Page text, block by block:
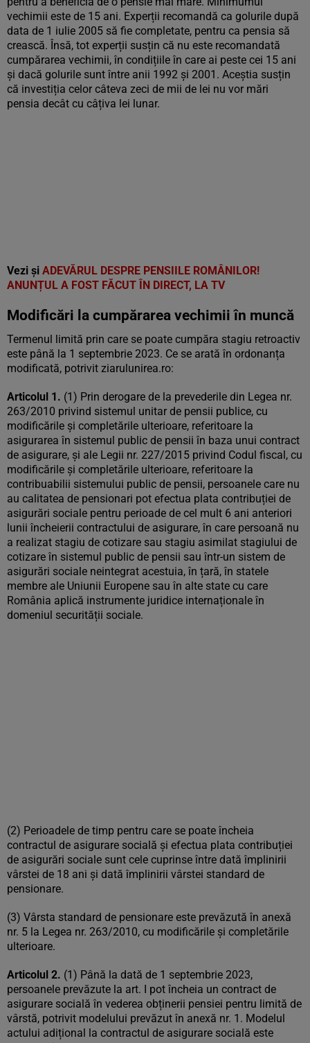
vechimii este de 15 ani. Experții recomandă ca golurile după
data de 1 iulie 2005 să fie completate, pentru ca pensia să
crească. Însă, tot experții susțin că nu este recomandată
cumpărarea vechimii, în condițiile în care ai peste cei 15 ani
și dacă golurile sunt între anii 1992 și 2001. Aceștia susțin
că investiția celor câteva zeci de mii de lei nu vor mări
pensia decât cu câțiva lei lunar.
Vezi și ADEVĂRUL DESPRE PENSIILE ROMÂNILOR!
ANUNȚUL A FOST FĂCUT ÎN DIRECT, LA TV
Modificări la cumpărarea vechimii în muncă
Termenul limită prin care se poate cumpăra stagiu retroactiv
este până la 1 septembrie 2023. Ce se arată în ordonanța
modificată, potrivit ziarulunirea.ro:
Articolul 1. (1) Prin derogare de la prevederile din Legea nr.
263/2010 privind sistemul unitar de pensii publice, cu
modificările și completările ulterioare, referitoare la
asigurarea în sistemul public de pensii în baza unui contract
de asigurare, și ale Legii nr. 227/2015 privind Codul fiscal, cu
modificările și completările ulterioare, referitoare la
contribuabilii sistemului public de pensii, persoanele care nu
au calitatea de pensionari pot efectua plata contribuției de
asigurări sociale pentru perioade de cel mult 6 ani anteriori
lunii încheierii contractului de asigurare, în care persoană nu
a realizat stagiu de cotizare sau stagiu asimilat stagiului de
cotizare în sistemul public de pensii sau într-un sistem de
asigurări sociale neintegrat acestuia, în țară, în statele
membre ale Uniunii Europene sau în alte state cu care
România aplică instrumente juridice internaționale în
domeniul securității sociale.
(2) Perioadele de timp pentru care se poate încheia
contractul de asigurare socială și efectua plata contribuției
de asigurări sociale sunt cele cuprinse între dată împlinirii
vârstei de 18 ani și dată împlinirii vârstei standard de
pensionare.
(3) Vârsta standard de pensionare este prevăzută în anexă
nr. 5 la Legea nr. 263/2010, cu modificările și completările
ulterioare.
Articolul 2. (1) Până la dată de 1 septembrie 2023,
persoanele prevăzute la art. I pot încheia un contract de
asigurare socială în vederea obținerii pensiei pentru limită de
vârstă, potrivit modelului prevăzut în anexă nr. 1. Modelul
actului adițional la contractul de asigurare socială este